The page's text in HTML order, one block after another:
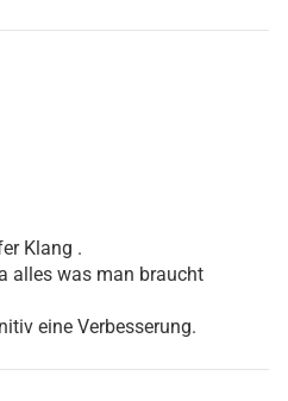
Klang .
alles was man braucht
eine Verbesserung.